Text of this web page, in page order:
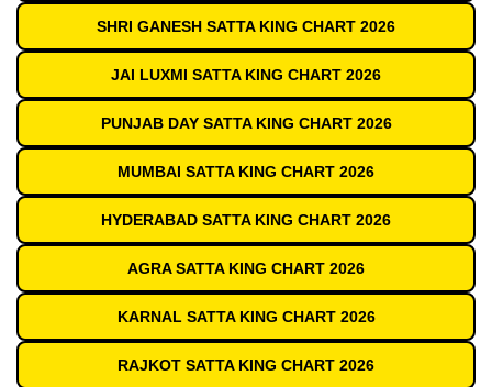
SHRI GANESH SATTA KING CHART 2026
JAI LUXMI SATTA KING CHART 2026
PUNJAB DAY SATTA KING CHART 2026
MUMBAI SATTA KING CHART 2026
HYDERABAD SATTA KING CHART 2026
AGRA SATTA KING CHART 2026
KARNAL SATTA KING CHART 2026
RAJKOT SATTA KING CHART 2026